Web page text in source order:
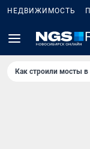
НЕДВИЖИМОСТЬ
Как строили мосты